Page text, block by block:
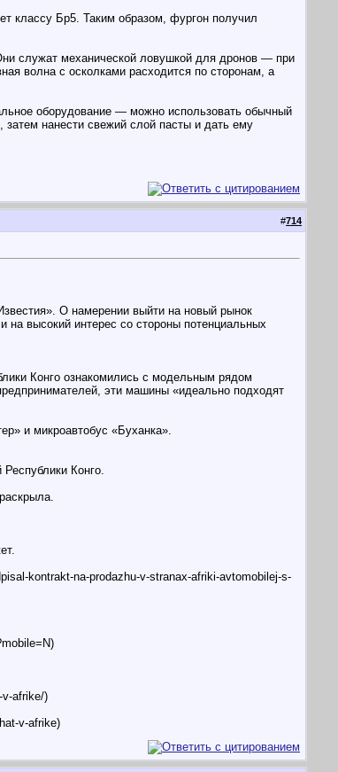
классу Бр5. Таким образом, фургон получил
служат механической ловушкой для дронов — при
волна с осколками расходится по сторонам, а
оборудование — можно использовать обычный
затем нанести свежий слой пасты и дать ему
#714
О намерении выйти на новый рынок
высокий интерес со стороны потенциальных
Конго ​​ознакомились с модельным рядом
эти машины «идеально подходят
и микроавтобус «Буханка».
Конго.
kontrakt-na-prodazhu-v-stranax-afriki-avtomobilej-s-
v-afrike/)
v-afrike)